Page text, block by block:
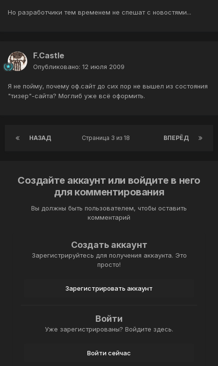
Но разработчики тем временем не спешат с новостями...
F.Castle
Опубликовано: 12 июля 2009
Я не пойму, почему оф.сайт до сих пор не вышел из состояния
"тизер"-сайта? Моглиб уже всё оформить.
НАЗАД ВПЕРЁД
Страница 3 из 18
Создайте аккаунт или войдите в него
для комментирования
Вы должны быть пользователем, чтобы оставить
комментарий
Создать аккаунт
Зарегистрируйтесь для получения аккаунта. Это
просто!
Зарегистрировать аккаунт
Войти
Уже зарегистрированы? Войдите здесь.
Войти сейчас